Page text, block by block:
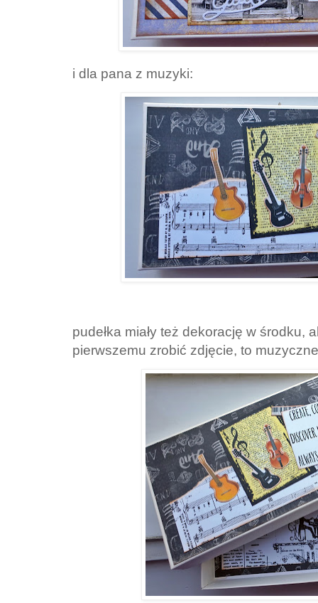
i dla pana z muzyki:
pudełka miały też dekorację w środku,
pierwszemu zrobić zdjęcie, to